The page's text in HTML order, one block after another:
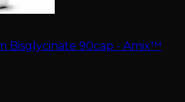
Bisglycinate 90cap - Amix™